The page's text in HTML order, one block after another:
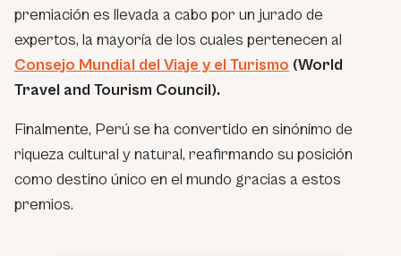
premiación es llevada a cabo por un jurado de
expertos, la mayoría de los cuales pertenecen al
Consejo Mundial del Viaje y el Turismo (World
Travel and Tourism Council).
Finalmente, Perú se ha convertido en sinónimo de
riqueza cultural y natural, reafirmando su posición
como destino único en el mundo gracias a estos
premios.